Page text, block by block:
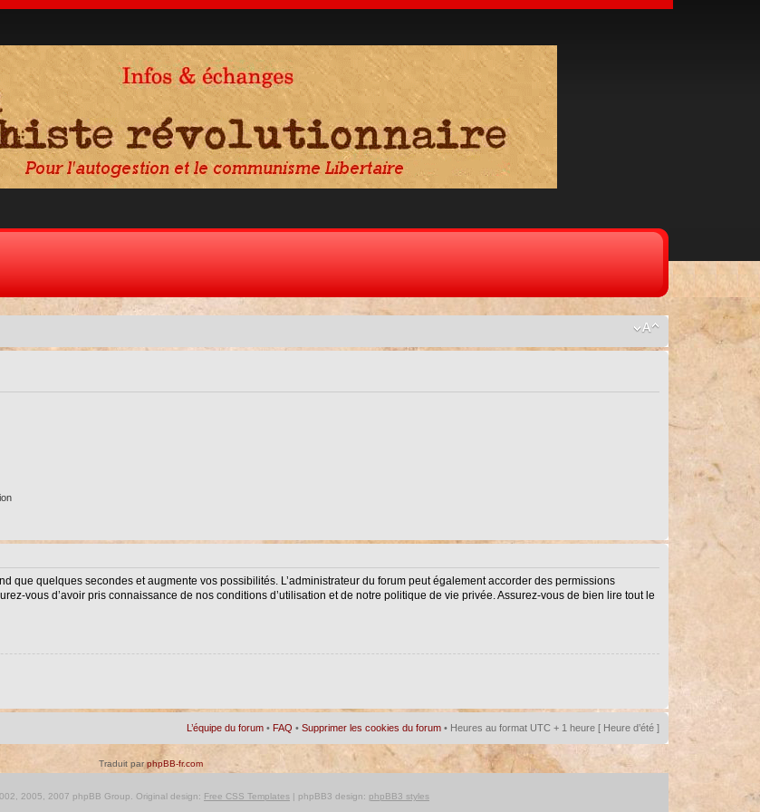
que quelques secondes et augmente vos possibilités. L’administrateur du forum peut également accorder des permissions
vous d’avoir pris connaissance de nos conditions d’utilisation et de notre politique de vie privée. Assurez-vous de bien lire tout le
L’équipe du forum • FAQ •Supprimer les cookies du forum • Heures au format UTC + 1 heure [ Heure d’été ]
Traduit parphpBB-fr.com
2005, 2007 phpBB Group. Original design: Free CSS Templates| phpBB3 design: phpBB3 styles